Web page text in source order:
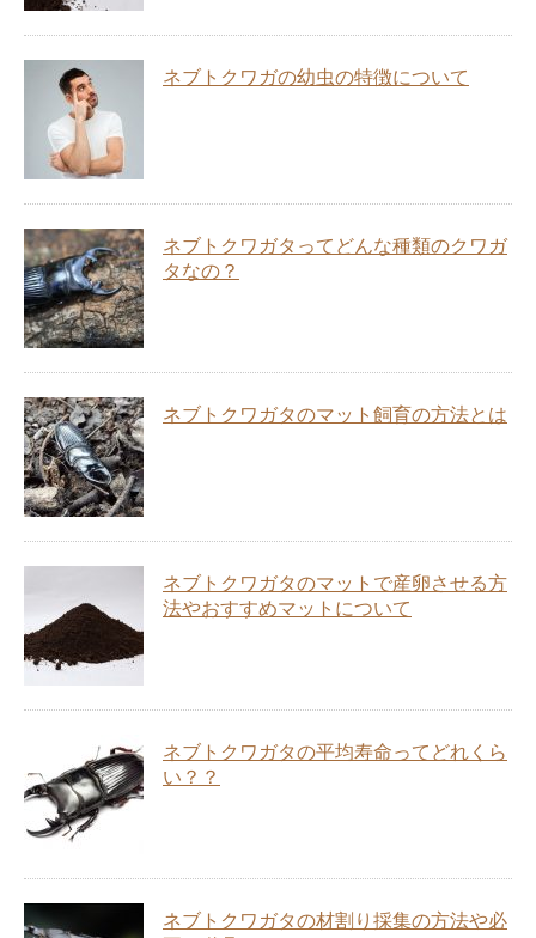
ネブトクワガの幼虫の特徴について
ネブトクワガタってどんな種類のクワガ
タなの？
ネブトクワガタのマット飼育の方法とは
ネブトクワガタのマットで産卵させる方
法やおすすめマットについて
ネブトクワガタの平均寿命ってどれくら
い？？
ネブトクワガタの材割り採集の方法や必